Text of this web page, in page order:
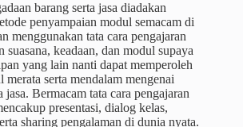
barang serta jasa diadakan
penyampaian modul semacam di
menggunakan tata cara pengajaran
keadaan, dan modul supaya
yang lain nanti dapat memperoleh
serta mendalam mengenai
jasa. Bermacam tata cara pengajaran
presentasi, dialog kelas,
sharing pengalaman di dunia nyata.